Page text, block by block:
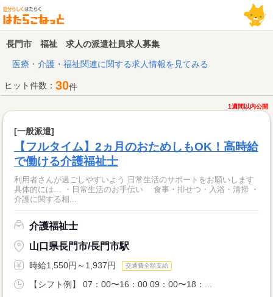
長門市 福祉 求人の派遣社員求人募集
医療・介護・福祉関連に関する求人情報を見てみる
ヒット件数： 30件
1週間以内公開
[一般派遣]
【フルタイム】2ヵ月のおためしもOK！高時給
で働ける介護福祉士
利用者さんが過ごしやすいよう 日常生活のサポートをお願いします
具体的には… ・日常生活のお手伝い 食事・排せつ・入浴・清掃 ・
介護に関する相...
介護福祉士
山口県長門市/長門市駅
時給1,550円～1,937円 交通費全額支給
【シフト例】 07：00〜16：00 09：00〜18：...